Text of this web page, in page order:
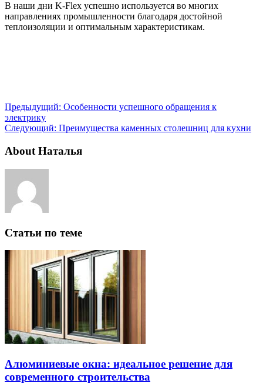
В наши дни K-Flex успешно используется во многих
направлениях промышленности благодаря достойной
теплоизоляции и оптимальным характеристикам.
Предыдущий: Особенности успешного обращения к
электрику
Следующий: Преимущества каменных столешниц для кухни
About Наталья
Статьи по теме
Алюминиевые окна: идеальное решение для
современного строительства